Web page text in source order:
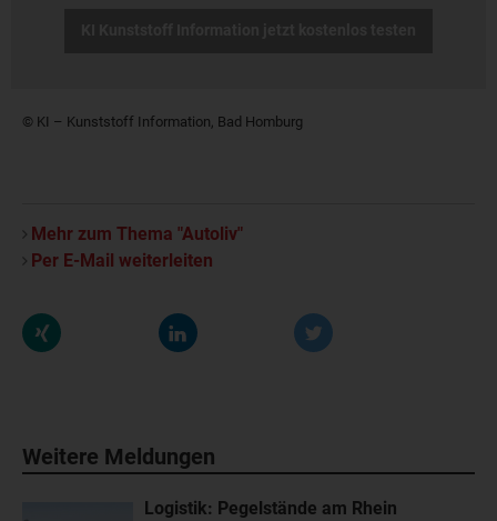
© KI – Kunststoff Information, Bad Homburg
Mehr zum Thema "Autoliv"
Per E-Mail weiterleiten
Weitere Meldungen
Logistik: Pegelstände am Rhein